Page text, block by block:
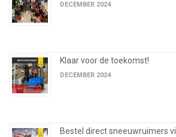
DECEMBER 2024
Klaar voor de toekomst!
DECEMBER 2024
Bestel direct sneeuwruimers